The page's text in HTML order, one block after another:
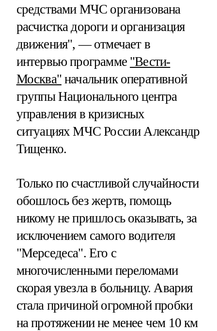
средствами МЧС организована
расчистка дороги и организация
движения", — отмечает в
интервью программе "Вести-
Москва"начальник оперативной
группы Национального центра
управления в кризисных
ситуациях МЧС России Александр
Тищенко.
Только по счастливой случайности
обошлось без жертв, помощь
никому не пришлось оказывать, за
исключением самого водителя
"Мерседеса". Его с
многочисленными переломами
скорая увезла в больницу. Авария
стала причиной огромной пробки
на протяжении не менее чем 10 км